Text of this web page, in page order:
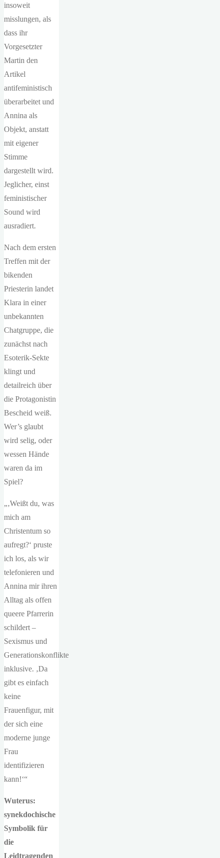
insoweit
misslungen, als
dass ihr
Vorgesetzter
Martin den
Artikel
antifeministisch
überarbeitet und
Annina als
Objekt, anstatt
mit eigener
Stimme
dargestellt wird.
Jeglicher, einst
feministischer
Sound wird
ausradiert.
Nach dem ersten
Treffen mit der
bikenden
Priesterin landet
Klara in einer
unbekannten
Chatgruppe, die
zunächst nach
Esoterik-Sekte
klingt und
detailreich über
die Protagonistin
Bescheid weiß.
Wer’s glaubt
wird selig, oder
wessen Hände
waren da im
Spiel?
„‚Weißt du, was
mich am
Christentum so
aufregt?‘ pruste
ich los, als wir
telefonieren und
Annina mir ihren
Alltag als offen
queere Pfarrerin
schildert –
Sexismus und
Generationskonflikte
inklusive. ‚Da
gibt es einfach
keine
Frauenfigur, mit
der sich eine
moderne junge
Frau
identifizieren
kann!‘“
Wuterus:
synekdochische
Symbolik für
die
Leidtragenden